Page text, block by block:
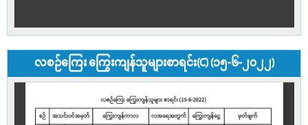
လစဉ်ကြေး ကြွေးကျန်သူများစာရင်း(C) (၁၅-၆-၂၀၂၂)